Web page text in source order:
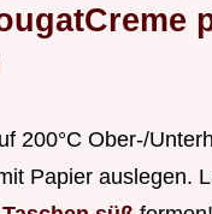
200°C Ober-/
Papier auslegen.